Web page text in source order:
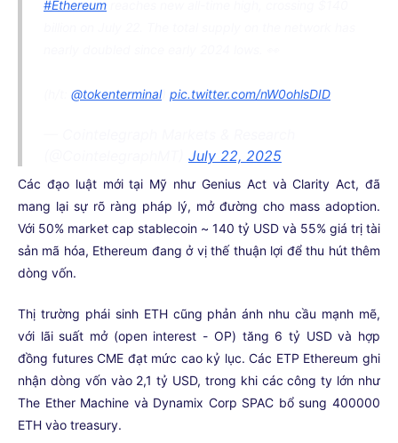
#Ethereum
@tokenterminal) pic.twitter.com/nW0ohlsDID
July 22, 2025
Các đạo luật mới tại Mỹ như Genius Act và Clarity Act, đã
mang lại sự rõ ràng pháp lý, mở đường cho mass adoption.
Với 50% market cap stablecoin ~ 140 tỷ USD và 55% giá trị tài
sản mã hóa, Ethereum đang ở vị thế thuận lợi để thu hút thêm
dòng vốn.
Thị trường phái sinh ETH cũng phản ánh nhu cầu mạnh mẽ,
với lãi suất mở (open interest - OP) tăng 6 tỷ USD và hợp
đồng futures CME đạt mức cao kỷ lục. Các ETP Ethereum ghi
nhận dòng vốn vào 2,1 tỷ USD, trong khi các công ty lớn như
The Ether Machine và Dynamix Corp SPAC bổ sung 400000
ETH vào treasury.